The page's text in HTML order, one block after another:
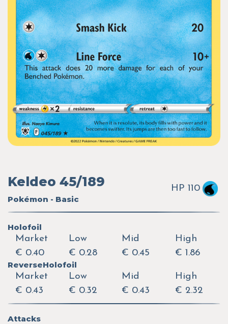
Keldeo 45/189
Pokémon - Basic
HP 110
Holofoil
Market
€ 0.40
Low
€ 0.28
Mid
€ 0.45
High
€ 1.86
ReverseHolofoil
Market
€ 0.43
Low
€ 0.32
Mid
€ 0.43
High
€ 2.32
Attacks